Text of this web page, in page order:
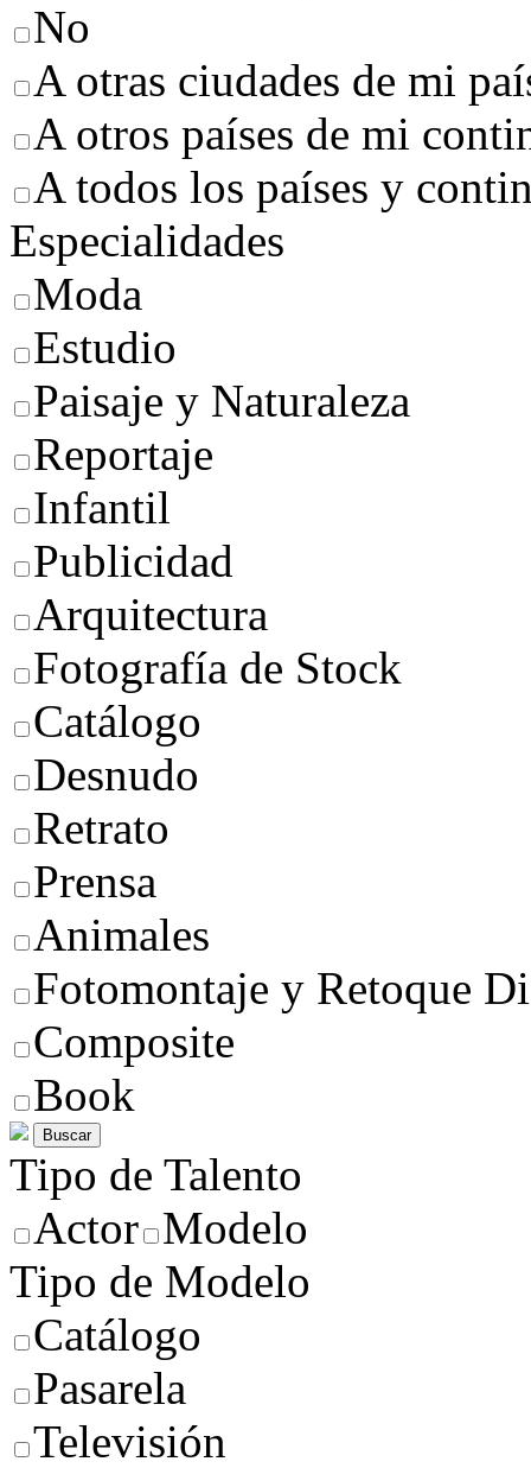
No
A otras ciudades de mi
A otros países de mi
A todos los países y
Especialidades
Moda
Estudio
Paisaje y Naturaleza
Reportaje
Infantil
Publicidad
Arquitectura
Fotografía de Stock
Catálogo
Desnudo
Retrato
Prensa
Animales
Fotomontaje y Retoque
Composite
Book
Buscar
Tipo de Talento
Actor Modelo
Tipo de Modelo
Catálogo
Pasarela
Televisión